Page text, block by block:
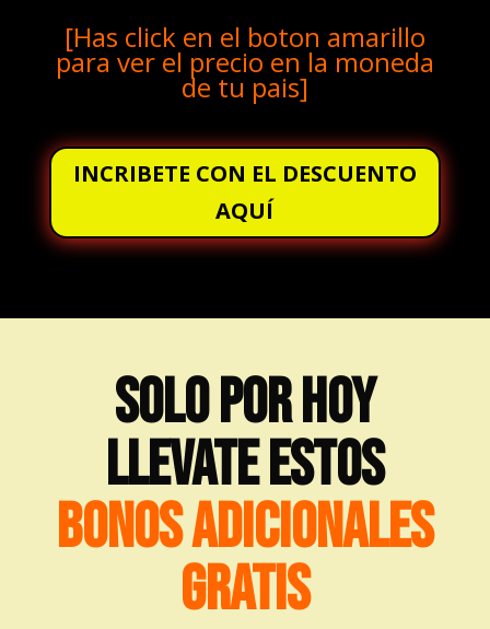
[Has click en el boton amarillo
para ver el precio en la moneda
de tu pais]
INCRIBETE CON EL DESCUENTO
AQUÍ
SOLO POR HOY
LLEVATE ESTOS
BONOS ADICIONALES
GRATIS